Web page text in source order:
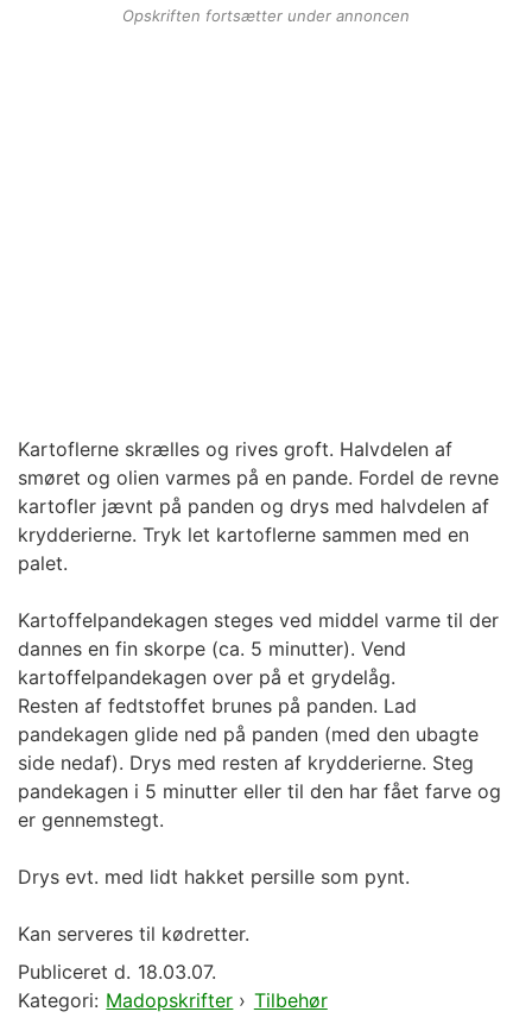
Opskriften fortsætter under annoncen
Kartoflerne skrælles og rives groft. Halvdelen af
smøret og olien varmes på en pande. Fordel de revne
kartofler jævnt på panden og drys med halvdelen af
krydderierne. Tryk let kartoflerne sammen med en
palet.
Kartoffelpandekagen steges ved middel varme til der
dannes en fin skorpe (ca. 5 minutter). Vend
kartoffelpandekagen over på et grydelåg.
Resten af fedtstoffet brunes på panden. Lad
pandekagen glide ned på panden (med den ubagte
side nedaf). Drys med resten af krydderierne. Steg
pandekagen i 5 minutter eller til den har fået farve og
er gennemstegt.
Drys evt. med lidt hakket persille som pynt.
Kan serveres til kødretter.
Publiceret d. 18.03.07.
Kategori: Madopskrifter › Tilbehør